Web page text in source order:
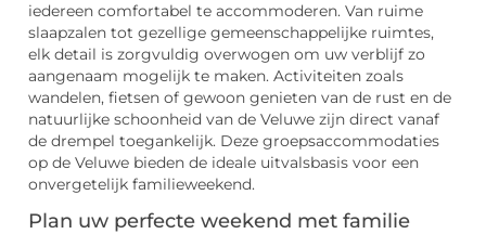
iedereen comfortabel te accommoderen. Van ruime
slaapzalen tot gezellige gemeenschappelijke ruimtes,
elk detail is zorgvuldig overwogen om uw verblijf zo
aangenaam mogelijk te maken. Activiteiten zoals
wandelen, fietsen of gewoon genieten van de rust en de
natuurlijke schoonheid van de Veluwe zijn direct vanaf
de drempel toegankelijk. Deze groepsaccommodaties
op de Veluwe bieden de ideale uitvalsbasis voor een
onvergetelijk familieweekend.
Plan uw perfecte weekend met familie